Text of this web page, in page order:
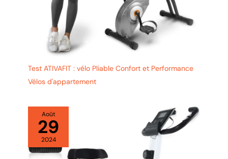
Test ATIVAFIT : vélo Pliable Confort et Performance
Vélos d'appartement
Août
29
2024